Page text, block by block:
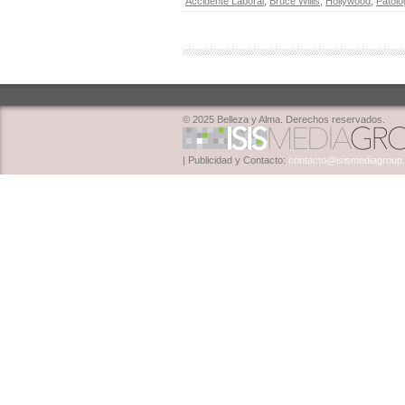
© 2025 Belleza y Alma. Derechos reservados.
| Publicidad y Contacto: